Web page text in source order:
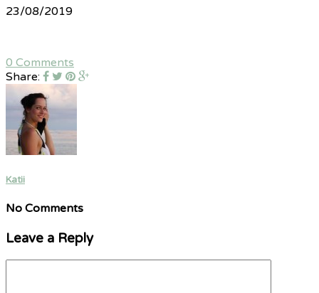
23/08/2019
0 Comments
Share:
Katii
No Comments
Leave a Reply